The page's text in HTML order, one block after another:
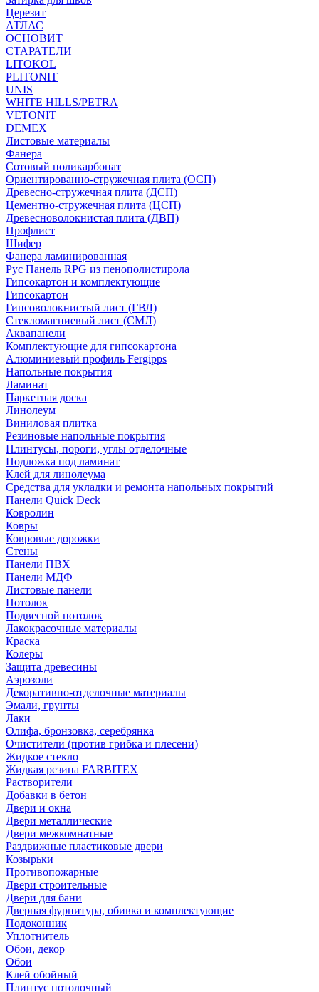
Церезит
АТЛАС
ОСНОВИТ
СТАРАТЕЛИ
LITOKOL
PLITONIT
UNIS
WHITE HILLS/PETRA
VETONIT
DEMEX
Листовые материалы
Фанера
Сотовый поликарбонат
Ориентированно-стружечная плита (ОСП)
Древесно-стружечная плита (ДСП)
Цементно-стружечная плита (ЦСП)
Древесноволокнистая плита (ДВП)
Профлист
Шифер
Фанера ламинированная
Рус Панель RPG из пенополистирола
Гипсокартон и комплектующие
Гипсокартон
Гипсоволокнистый лист (ГВЛ)
Стекломагниевый лист (СМЛ)
Аквапанели
Комплектующие для гипсокартона
Алюминиевый профиль Fergipps
Напольные покрытия
Ламинат
Паркетная доска
Линолеум
Виниловая плитка
Резиновые напольные покрытия
Плинтусы, пороги, углы отделочные
Подложка под ламинат
Клей для линолеума
Средства для укладки и ремонта напольных покрытий
Панели Quick Deck
Ковролин
Ковры
Ковровые дорожки
Стены
Панели ПВХ
Панели МДФ
Листовые панели
Потолок
Подвесной потолок
Лакокрасочные материалы
Краска
Колеры
Защита древесины
Аэрозоли
Декоративно-отделочные материалы
Эмали, грунты
Лаки
Олифа, бронзовка, серебрянка
Очистители (против грибка и плесени)
Жидкое стекло
Жидкая резина FARBITEX
Растворители
Добавки в бетон
Двери и окна
Двери металлические
Двери межкомнатные
Раздвижные пластиковые двери
Козырьки
Противопожарные
Двери строительные
Двери для бани
Дверная фурнитура, обивка и комплектующие
Подоконник
Уплотнитель
Обои, декор
Обои
Клей обойный
Плинтус потолочный